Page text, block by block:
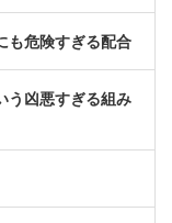
も危険すぎる配合
う凶悪すぎる組み